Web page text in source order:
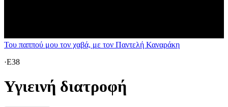
Του παππού μου τον χαβά, με τον Παντελή Καναράκη
·E38
Υγιεινή διατροφή